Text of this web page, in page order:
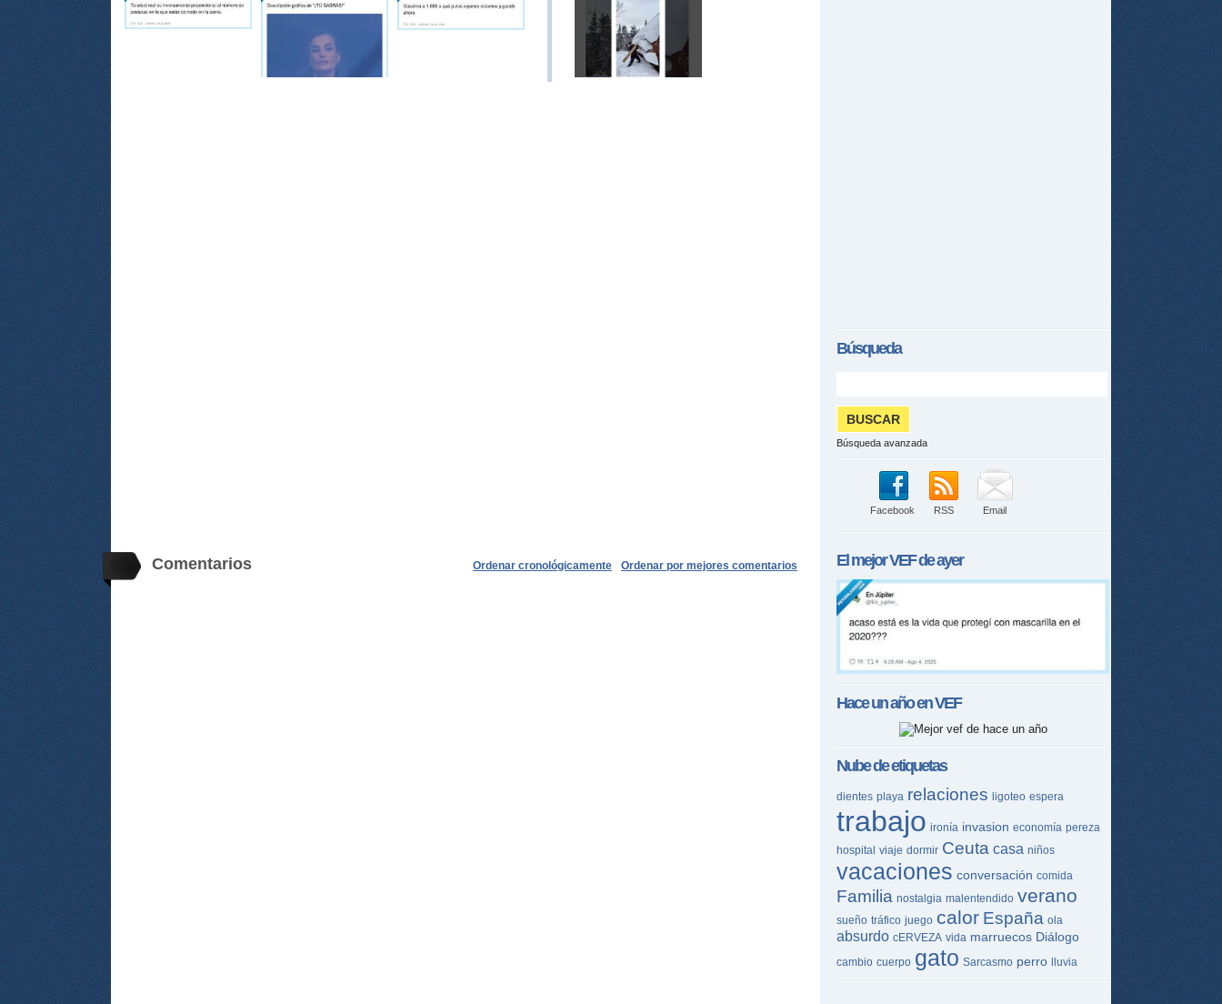
Comentarios Ordenar por mejores comentarios
Ordenar cronológicamente
Búsqueda
Búsqueda avanzada
Facebook RSS Email
El mejorVEFde ayer
Hace un año enVEF
Nube de etiquetas
dientes playa relaciones ligoteo espera
trabajo ironía invasion economía pereza
hospital viaje dormir Ceuta casa niños
vacaciones conversación comida
Familia nostalgia malentendido verano
sueño tráfico juego calor España ola
absurdo cERVEZA vida marruecos Diálogo
cambio cuerpo gato Sarcasmo perro lluvia